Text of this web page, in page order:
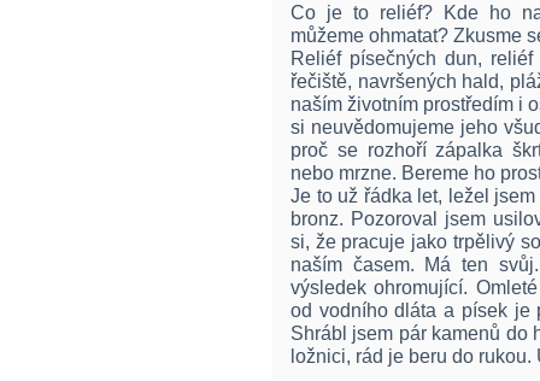
Co je to reliéf? Kde ho
můžeme ohmatat? Zkusme
Reliéf písečných dun,
řečiště, navršených hald,
naším životním prostředím i
si neuvědomujeme jeho
proč se rozhoří zápalka
nebo mrzne. Bereme ho
Je to už řádka let, ležel
bronz. Pozoroval jsem
si, že pracuje jako trpělivý
naším časem. Má ten
výsledek ohromující.
od vodního dláta a písek je
Shrábl jsem pár kamenů do
ložnici, rád je beru do